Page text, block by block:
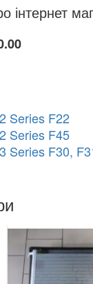
інтернет
2 Series F22
2 Series F45
3 Series F30,